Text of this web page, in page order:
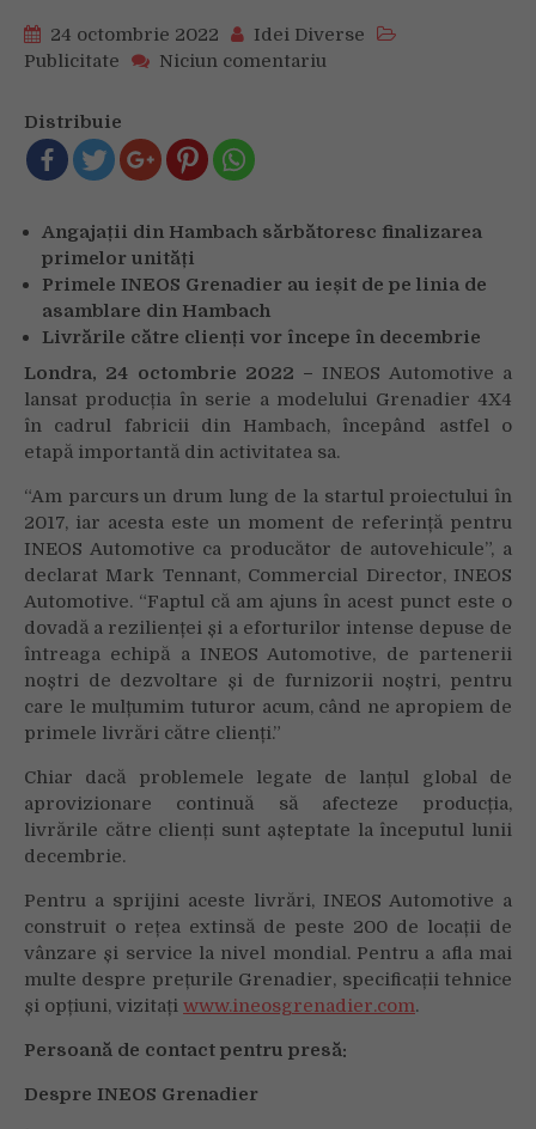
24 octombrie 2022
Idei Diverse
Publicitate
Niciun comentariu
4X4
Distribuie
Angajații din Hambach sărbătoresc finalizarea
primelor unități
Primele INEOS Grenadier au ieșit de pe linia de
asamblare din Hambach
Livrările către clienți vor începe în decembrie
Londra, 24 octombrie 2022 – INEOS Automotive a
lansat producția în serie a modelului Grenadier 4X4
în cadrul fabricii din Hambach, începând astfel o
etapă importantă din activitatea sa.
“Am parcurs un drum lung de la startul proiectului în
2017, iar acesta este un moment de referință pentru
INEOS Automotive ca producător de autovehicule”, a
declarat Mark Tennant, Commercial Director, INEOS
Automotive. “Faptul că am ajuns în acest punct este o
dovadă a rezilienței și a eforturilor intense depuse de
întreaga echipă a INEOS Automotive, de partenerii
noștri de dezvoltare și de furnizorii noștri, pentru
care le mulțumim tuturor acum, când ne apropiem de
primele livrări către clienți.”
Chiar dacă problemele legate de lanțul global de
aprovizionare continuă să afecteze producția,
livrările către clienți sunt așteptate la începutul lunii
decembrie.
Pentru a sprijini aceste livrări, INEOS Automotive a
construit o rețea extinsă de peste 200 de locații de
vânzare și service la nivel mondial. Pentru a afla mai
multe despre prețurile Grenadier, specificații tehnice
și opțiuni, vizitați www.ineosgrenadier.com.
Persoană de contact pentru presă:
Despre INEOS Grenadier